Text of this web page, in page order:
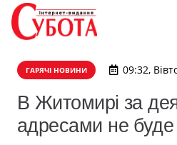
ГАРЯЧІ НОВИНИ 09:32,
В Житомирі за
адресами не